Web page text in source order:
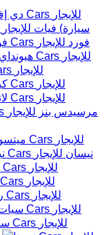
سيارة) فيات
فورد
مرسيدس بنز
نيسان